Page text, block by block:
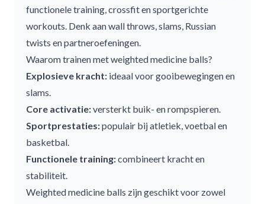
functionele training, crossfit en sportgerichte
workouts. Denk aan wall throws, slams, Russian
twists en partneroefeningen.
Waarom trainen met weighted medicine balls?
Explosieve kracht: ideaal voor gooibewegingen en
slams.
Core activatie:versterkt buik- en rompspieren.
Sportprestaties:populair bij atletiek, voetbal en
basketbal.
Functionele training:combineert kracht en
stabiliteit.
Weighted medicine balls zijn geschikt voor zowel